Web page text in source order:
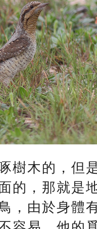
樹木的，但
的，那就是
，由於身體